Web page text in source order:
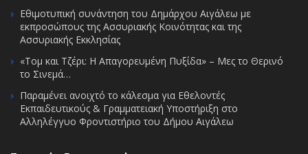
Εθιμοτυπική συνάντηση του Δημάρχου Αιγάλεω με
εκπροσώπους της Ασσυριακής Κοινότητας και της
Ασσυριακής Εκκλησίας
«Τομ και Τζέρι: Η Απαγορευμένη Πυξίδα» – Μες το Θερινό
το Σινεμά…
Παραμένει ανοιχτό το κάλεσμα για Εθελοντές
Εκπαιδευτικούς & Γραμματειακή Υποστήριξη στο
Αλληλέγγυο Φροντιστήριο του Δήμου Αιγάλεω